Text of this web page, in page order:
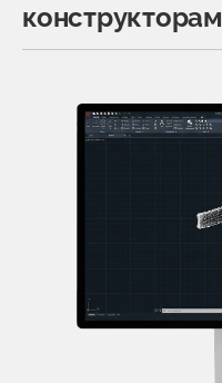
конструкторам